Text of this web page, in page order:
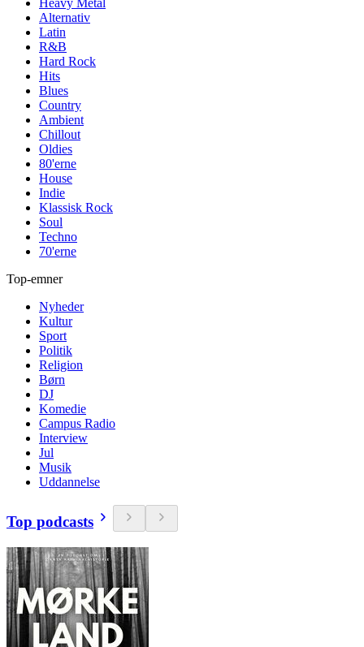
Heavy Metal
Alternativ
Latin
R&B
Hard Rock
Hits
Blues
Country
Ambient
Chillout
Oldies
80'erne
House
Indie
Klassisk Rock
Soul
Techno
70'erne
Top-emner
Nyheder
Kultur
Sport
Politik
Religion
Børn
DJ
Komedie
Campus Radio
Interview
Jul
Musik
Uddannelse
Top podcasts